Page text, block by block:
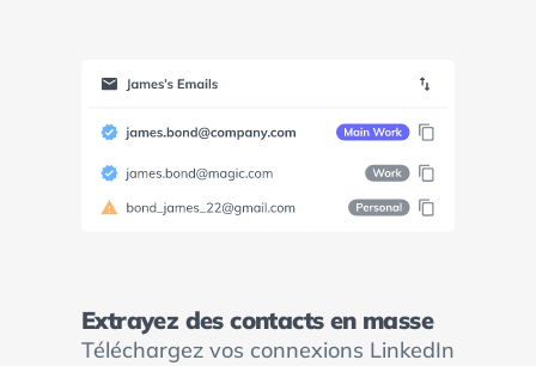
Extrayez des contacts en masse
Téléchargez vos connexions LinkedIn